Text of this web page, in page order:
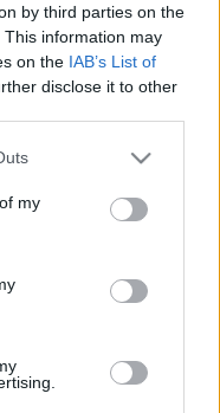
by third parties on the
This information may
on the IAB’s List of
disclose it to other
one or more Google
You may click to
third-party tags to
in below Google
my
alatt: a "Jókai"
Tihanyba